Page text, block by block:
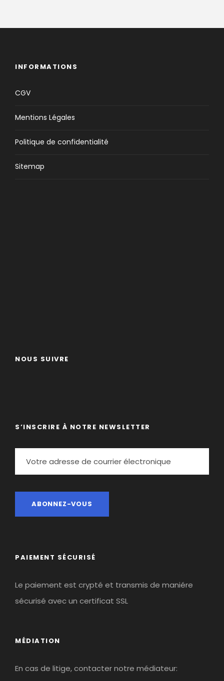
INFORMATIONS
CGV
Mentions Légales
Politique de confidentialité
Sitemap
NOUS SUIVRE
S’INSCRIRE À NOTRE NEWSLETTER
PAIEMENT SÉCURISÉ
Le paiement est crypté et transmis de maniére
sécurisé avec un certificat SSL
MÉDIATION
En cas de litige, contacter notre médiateur: